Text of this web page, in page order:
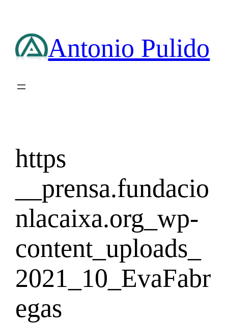
contenido Antonio Pulido
https
__prensa.fundacio
nlacaixa.org_wp-
content_uploads_
2021_10_EvaFabr
egas